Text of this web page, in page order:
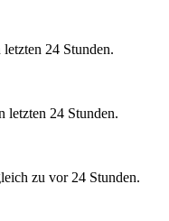
24 Stunden.
letzten 24 Stunden.
zu vor 24 Stunden.